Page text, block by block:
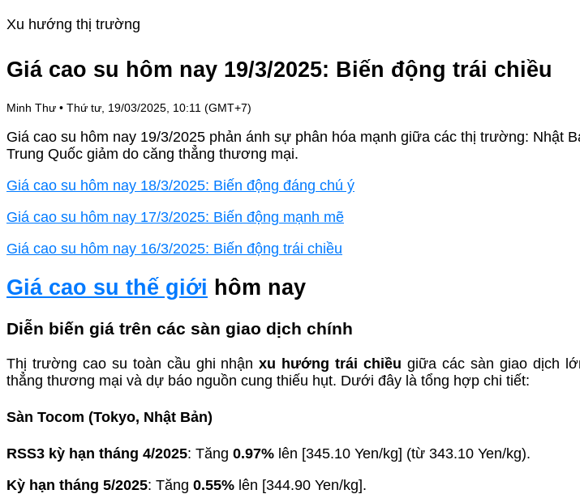
Xu hướng thị trường
Giá cao su hôm nay 19/3/2025: Biến động trái chiều
Minh Thư • Thứ tư, 19/03/2025, 10:11 (GMT+7)
Giá cao su hôm nay 19/3/2025 phản ánh sự phân hóa mạnh giữa các thị trường: Nhật
Trung Quốc giảm do căng thẳng thương mại.
Giá cao su hôm nay 18/3/2025: Biến động đáng chú ý
Giá cao su hôm nay 17/3/2025: Biến động mạnh mẽ
Giá cao su hôm nay 16/3/2025: Biến động trái chiều
Giá cao su thế giới hôm nay
Diễn biến giá trên các sàn giao dịch chính
Thị trường cao su toàn cầu ghi nhậnxu hướng trái chiều giữa các sàn giao dịch
thẳng thương mại và dự báo nguồn cung thiếu hụt. Dưới đây là tổng hợp chi tiết:
Sàn Tocom (Tokyo, Nhật Bản)
RSS3 kỳ hạn tháng 4/2025: Tăng 0.97% lên [345.10 Yen/kg] (từ 343.10 Yen/kg).
Kỳ hạn tháng 5/2025: Tăng 0.55% lên [344.90 Yen/kg].